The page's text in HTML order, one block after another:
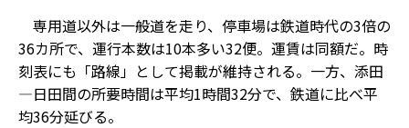
専用道以外は一般道を走り、停車場は鉄道時代の3倍の
36カ所で、運行本数は10本多い32便。運賃は同額だ。時
刻表にも「路線」として掲載が維持される。一方、添田
―日田間の所要時間は平均1時間32分で、鉄道に比べ平
均36分延びる。